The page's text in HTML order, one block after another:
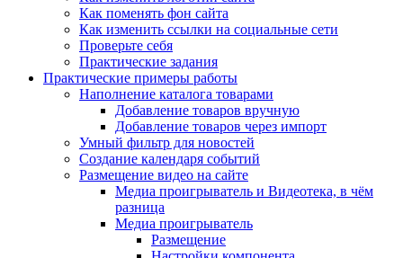
Как поменять фон сайта
Как изменить ссылки на социальные сети
Проверьте себя
Практические задания
Практические примеры работы
Наполнение каталога товарами
Добавление товаров вручную
Добавление товаров через импорт
Умный фильтр для новостей
Создание календаря событий
Размещение видео на сайте
Медиа проигрыватель и Видеотека, в чём
разница
Медиа проигрыватель
Размещение